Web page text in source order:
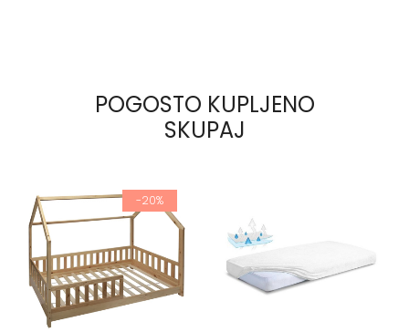
POGOSTO KUPLJENO
SKUPAJ
-20%